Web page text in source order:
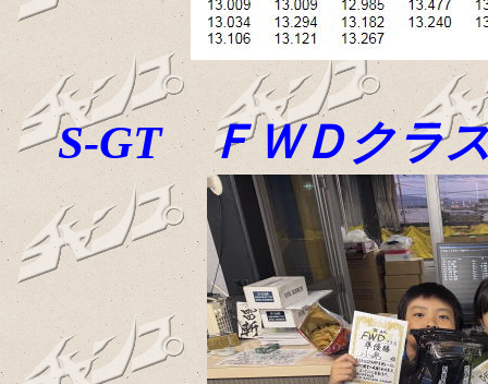
S-GT ＦＷＤクラ